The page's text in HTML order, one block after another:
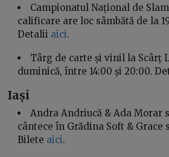
Campionatul Național de
calificare are loc sâmbătă de la
Detalii aici.
Târg de carte și vinil la Scârț
duminică, între 14:00 și 20:00.
Iași
Andra Andriucă & Ada Morar
cântece în Grădina Soft & Grace
Bilete aici.